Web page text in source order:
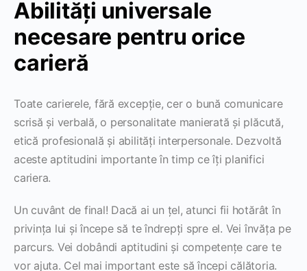
Abilități universale
necesare pentru orice
carieră
Toate carierele, fără excepție, cer o bună comunicare
scrisă și verbală, o personalitate manierată și plăcută,
etică profesională și abilități interpersonale. Dezvoltă
aceste aptitudini importante în timp ce îți planifici
cariera.
Un cuvânt de final! Dacă ai un țel, atunci fii hotărât în
privința lui și începe să te îndrepți spre el. Vei învăța pe
parcurs. Vei dobândi aptitudini și competențe care te
vor ajuta. Cel mai important este să începi călătoria.